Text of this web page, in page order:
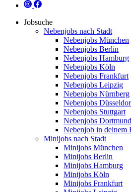
Jobsuche
Nebenjobs nach Stadt
Nebenjobs München
Nebenjobs Berlin
Nebenjobs Hamburg
Nebenjobs Köln
Nebenjobs Frankfurt
Nebenjobs Leipzig
Nebenjobs Nürnberg
Nebenjobs
Nebenjobs Stuttgart
Nebenjobs Dortmund
Nebenjob in deinem
Minijobs nach Stadt
Minijobs München
Minijobs Berlin
Minijobs Hamburg
Minijobs Köln
Minijobs Frankfurt